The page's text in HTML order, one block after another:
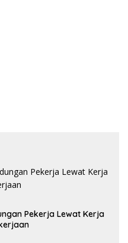
Pekerja Lewat Kerja